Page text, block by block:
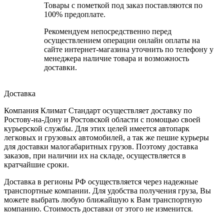
Товары с пометкой под заказ поставляются по
100% предоплате.
Рекомендуем непосредственно перед
осуществлением операции онлайн оплаты на
сайте интернет-магазина уточнить по телефону у
менеджера наличие товара и возможность
доставки.
Доставка
Компания Климат Стандарт осуществляет доставку по
Ростову-на-Дону и Ростовской области с помощью своей
курьерской службы. Для этих целей имеется автопарк
легковых и грузовых автомобилей, а так же пешие курьеры
для доставки малогабаритных грузов. Поэтому доставка
заказов, при наличии их на складе, осуществляется в
кратчайшие сроки.
Доставка в регионы РФ осуществляется через надежные
транспортные компании. Для удобства получения груза, Вы
можете выбрать любую ближайшую к Вам транспортную
компанию. Стоимость доставки от этого не изменится.